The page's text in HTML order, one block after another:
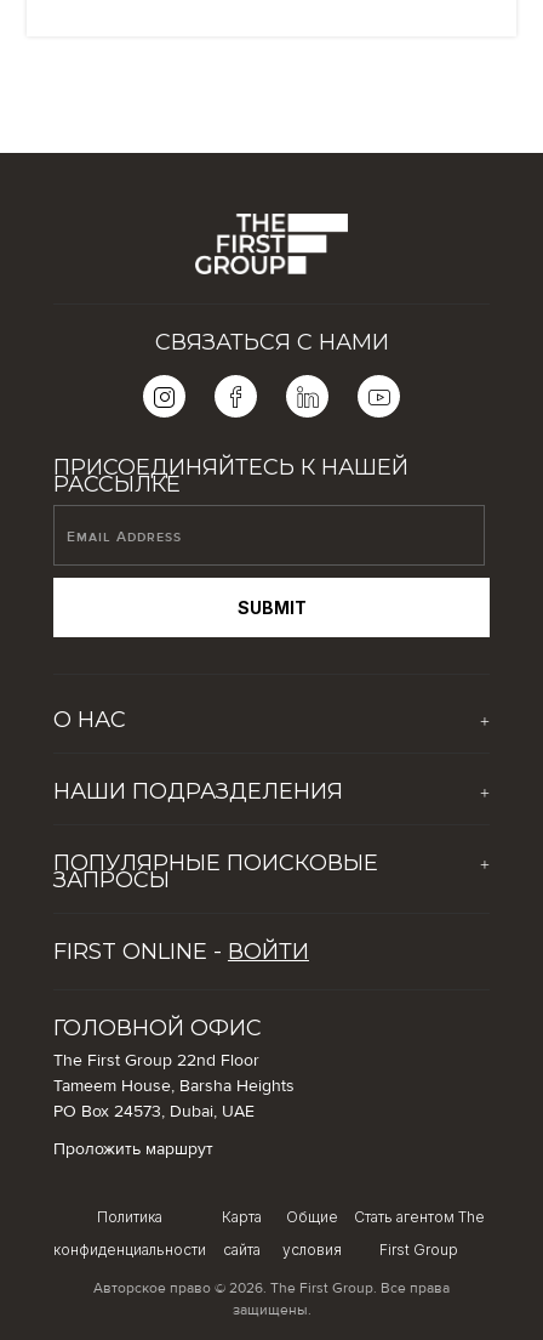
СВЯЗАТЬСЯ С НАМИ
ПРИСОЕДИНЯЙТЕСЬ К НАШЕЙ
РАССЫЛКЕ
SUBMIT
О НАС +
Новости
Вакансии
НАШИ ПОДРАЗДЕЛЕНИЯ +
Global Solutions by The First Group
Управление активами
ПОПУЛЯРНЫЕ ПОИСКОВЫЕ
ЗАПРОСЫ
+
ТУРИСТОВ
Как инвестировать в Дубай: использование
возможностей в сфере недвижимости и гостиничного
бизнеса города
FIRST ONLINE - ВОЙТИ
ГОЛОВНОЙ ОФИС
The First Group 22nd Floor
Tameem House, Barsha Heights
PO Box 24573, Dubai, UAE
Проложить маршрут
Политика
конфиденциальности
Карта
сайта
Общие
условия
Стать агентом The
First Group
Авторское право © 2026. The First Group. Все права
защищены.